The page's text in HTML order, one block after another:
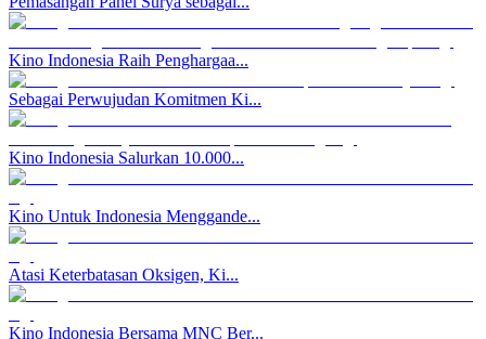
Kino Indonesia Raih Penghargaa...
Sebagai Perwujudan Komitmen Ki...
Kino Indonesia Salurkan 10.000...
Kino Untuk Indonesia Menggande...
Atasi Keterbatasan Oksigen, Ki...
Kino Indonesia Bersama MNC Ber...